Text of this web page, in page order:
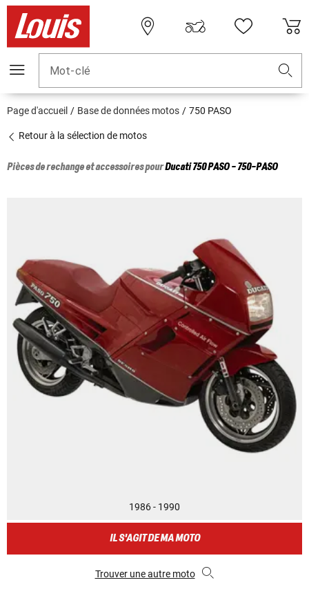
Mot-clé
Page d'accueil Base de données motos 750 PASO
Retour à la sélection de motos
Pièces de rechange et accessoires pourDucati750 PASO - 750-PASO
1986 - 1990
IL S'AGIT DE MA MOTO
Trouver une autre moto